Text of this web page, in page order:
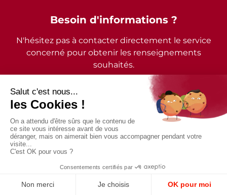
Besoin d'informations ?
N'hésitez pas à contacter directement le service
concerné pour obtenir les renseignements
souhaités.
2026 - © Commune de Vianden - Tous droits réservés
Politique de confidentialité